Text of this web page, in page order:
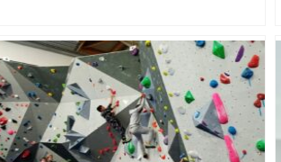
PS/LFI à Toulouse : Marc
claque la porte – RMC